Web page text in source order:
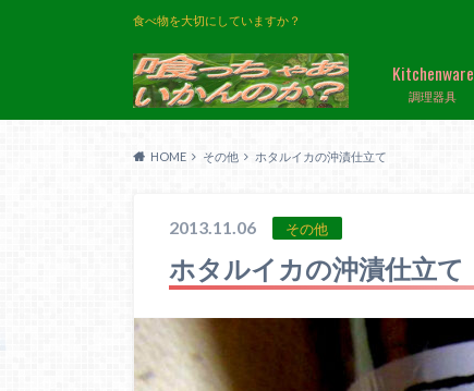
食べ物を大切にしていますか？
調理器具
Kitchenware
HOME その他 ホタルイカの沖漬仕立て
2013.11.06 その他
ホタルイカの沖漬仕立て